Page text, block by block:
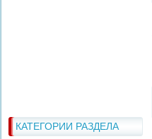
КАТЕГОРИИ РАЗДЕЛА